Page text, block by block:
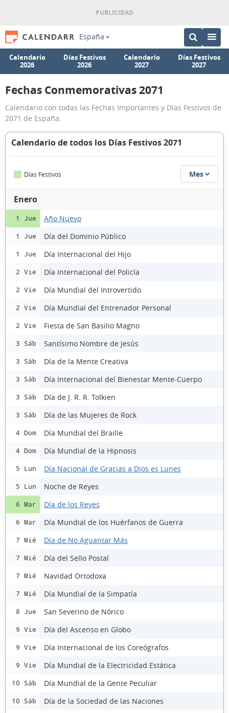
España
Calendario
2026
Días Festivos
2026
Calendario
2027
Días Festivos
2027
Fechas Conmemorativas 2071
Calendario con todas las Fechas Importantes y Días Festivos de
2071 de España.
Calendario de todos los Días Festivos 2071
Días Festivos Mes
Enero
1 Jue Año Nuevo
1 Jue Día del Dominio Público
1 Jue Día Internacional del Hijo
2 Vie Día Internacional del Policía
2 Vie Día Mundial del Introvertido
2 Vie Día Mundial del Entrenador Personal
2 Vie Fiesta de San Basilio Magno
3 Sáb Santísimo Nombre de Jesús
3 Sáb Día de la Mente Creativa
3 Sáb Día Internacional del Bienestar Mente-Cuerpo
3 Sáb Día de J. R. R. Tolkien
3 Sáb Día de las Mujeres de Rock
4 Dom Día Mundial del Braille
4 Dom Día Mundial de la Hipnosis
5 Lun Día Nacional de Gracias a Dios es Lunes
5 Lun Noche de Reyes
6 Mar Día de los Reyes
6 Mar Día Mundial de los Huérfanos de Guerra
7 Mié Día de No Aguantar Más
7 Mié Día del Sello Postal
7 Mié Navidad Ortodoxa
7 Mié Día Mundial de la Simpatía
8 Jue San Severino de Nórico
9 Vie Día del Ascenso en Globo
9 Vie Día Internacional de los Coreógrafos
9 Vie Día Mundial de la Electricidad Estática
10 Sáb Día Mundial de la Gente Peculiar
10 Sáb Día de la Sociedad de las Naciones